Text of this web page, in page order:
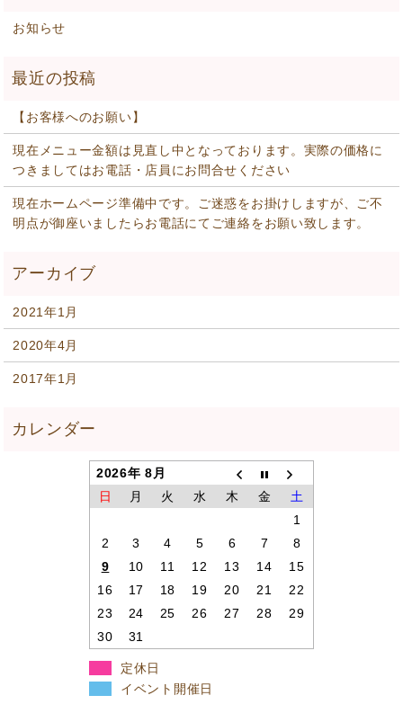
お知らせ
【お客様へのお願い】
現在メニュー金額は見直し中となっております。実際の価格に
つきましてはお電話・店員にお問合せください
現在ホームページ準備中です。ご迷惑をお掛けしますが、ご不
明点が御座いましたらお電話にてご連絡をお願い致します。
2021年1月
2020年4月
2017年1月
2026年 8月
日
月 火 水 木 金
土
1
2
3 4 5 6 7
8
9
10 11 12 13 14
15
16
17 18 19 20 21
22
23
24 25 26 27 28
29
30
31
定休日
イベント開催日